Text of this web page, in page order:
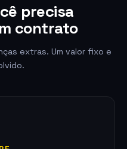
precisa
contrato
extras. Um valor fixo e